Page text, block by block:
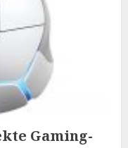
Gaming-